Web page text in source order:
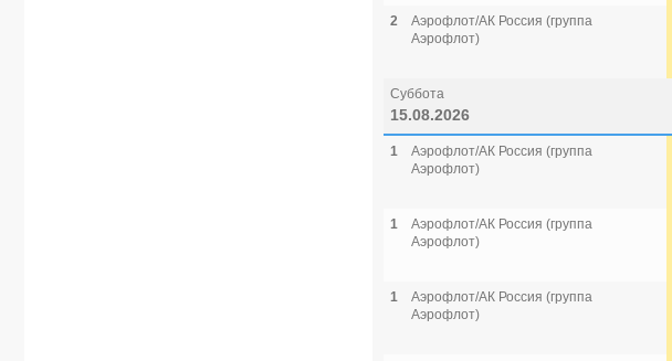
2
Аэрофлот/АК Россия (группа
Аэрофлот)
Суббота
15.08.2026
1
Аэрофлот/АК Россия (группа
Аэрофлот)
1
Аэрофлот/АК Россия (группа
Аэрофлот)
1
Аэрофлот/АК Россия (группа
Аэрофлот)